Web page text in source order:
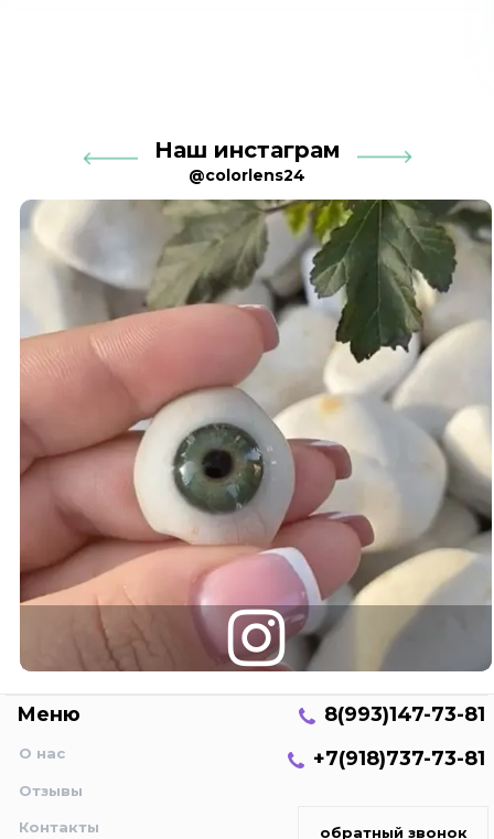
Наш инстаграм
@colorlens24
Меню
О нас
Отзывы
Контакты
8(993)147-73-81
+7(918)737-73-81
обратный звонок